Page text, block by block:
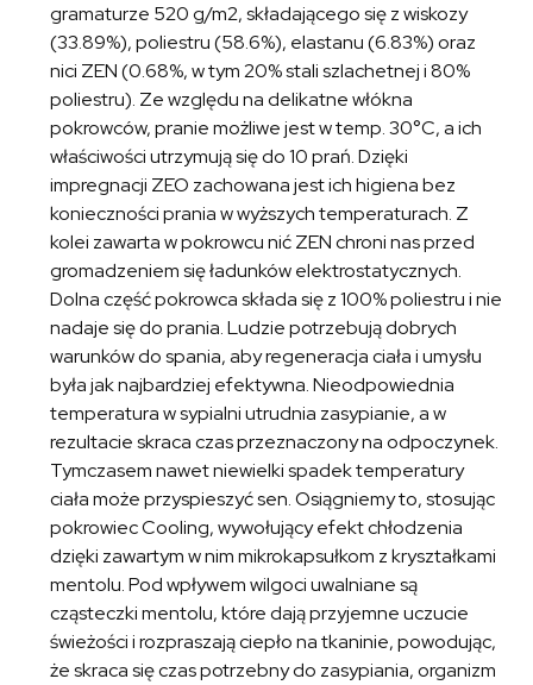
gramaturze 520 g/m2, składającego się z wiskozy
(33.89%), poliestru (58.6%), elastanu (6.83%) oraz
nici ZEN (0.68%, w tym 20% stali szlachetnej i 80%
poliestru). Ze względu na delikatne włókna
pokrowców, pranie możliwe jest w temp. 30°C, a ich
właściwości utrzymują się do 10 prań. Dzięki
impregnacji ZEO zachowana jest ich higiena bez
konieczności prania w wyższych temperaturach. Z
kolei zawarta w pokrowcu nić ZEN chroni nas przed
gromadzeniem się ładunków elektrostatycznych.
Dolna część pokrowca składa się z 100% poliestru i nie
nadaje się do prania. Ludzie potrzebują dobrych
warunków do spania, aby regeneracja ciała i umysłu
była jak najbardziej efektywna. Nieodpowiednia
temperatura w sypialni utrudnia zasypianie, a w
rezultacie skraca czas przeznaczony na odpoczynek.
Tymczasem nawet niewielki spadek temperatury
ciała może przyspieszyć sen. Osiągniemy to, stosując
pokrowiec Cooling, wywołujący efekt chłodzenia
dzięki zawartym w nim mikrokapsułkom z kryształkami
mentolu. Pod wpływem wilgoci uwalniane są
cząsteczki mentolu, które dają przyjemne uczucie
świeżości i rozpraszają ciepło na tkaninie, powodując,
że skraca się czas potrzebny do zasypiania, organizm